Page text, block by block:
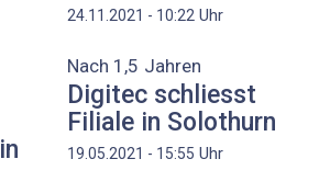
24.11.2021 - 10:22Uhr
Nach 1,5 Jahren
Digitec schliesst
Filiale in Solothurn
19.05.2021 - 15:55 Uhr